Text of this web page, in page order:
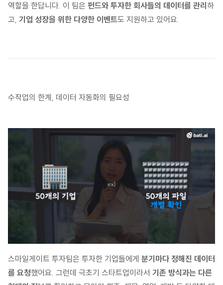
역할을 한답니다. 이 팀은 펀드와 투자한 회사들의 데이터를 관리 하
고, 기업 성장을 위한 다양한 이벤트도 지원하고 있어요.
수작업의 한계, 데이터 자동화의 필요성
스마일게이트 투자팀은 투자한 기업들에게 분기마다 정해진 데이터
를 요청했어요. 그런데 극초기 스타트업이라서 기존 방식과는 다른